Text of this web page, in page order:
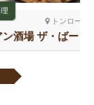
トンロー
酒場 ザ・ばー
トンロー